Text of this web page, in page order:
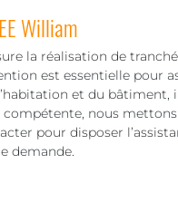
William
la réalisation de
est essentielle pour
et du
nous
pour disposer
demande.